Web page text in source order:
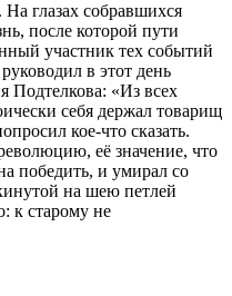
глазах собравшихся
после которой пути
участник тех событий
в этот день
Подтелкова: «Из всех
себя держал товарищ
кое-что сказать.
её значение, что
победить, и умирал со
на шею петлей
к старому не